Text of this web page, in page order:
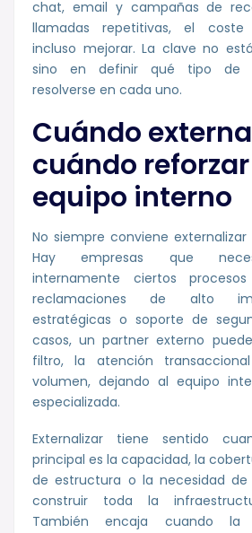
chat, email y campañas de
llamadas repetitivas, el coste
incluso mejorar. La clave no
sino en definir qué tipo de
resolverse en cada uno.
Cuándo
cuándo
equipo interno
No siempre conviene
Hay empresas que
internamente ciertos
reclamaciones de alto
estratégicas o soporte de
casos, un partner externo
filtro, la atención
volumen, dejando al equipo
especializada.
Externalizar tiene sentido
principal es la capacidad, la
de estructura o la necesidad de
construir toda la
También encaja cuando la